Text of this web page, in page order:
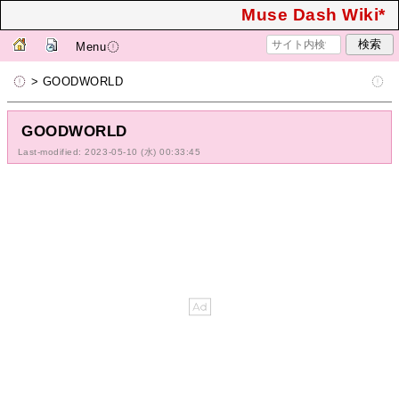
Muse Dash Wiki*
Menu
> GOODWORLD
GOODWORLD
Last-modified: 2023-05-10 (水) 00:33:45